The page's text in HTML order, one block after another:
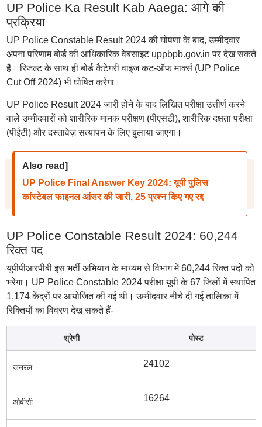
UP Police Ka Result Kab Aaega: आगे की
प्रक्रिया
UP Police Constable Result 2024 की घोषणा के बाद, उम्मीदवार
अपना परिणाम बोर्ड की आधिकारिक वेबसाइट uppbpb.gov.in पर देख सकते
हैं। रिजल्ट के साथ ही बोर्ड कैटेगरी वाइज कट-ऑफ मार्क्स (UP Police
Cut Off 2024) भी घोषित करेगा।
UP Police Result 2024 जारी होने के बाद लिखित परीक्षा उत्तीर्ण करने
वाले उम्मीदवारों को शारीरिक मानक परीक्षण (पीएसटी), शारीरिक दक्षता परीक्षा
(पीईटी) और दस्तावेज़ सत्यापन के लिए बुलाया जाएगा।
Also read]
UP Police Final Answer Key 2024: यूपी पुलिस
कांस्टेबल फाइनल आंसर की जारी, 25 प्रश्न किए गए रद्द
UP Police Constable Result 2024: 60,244
रिक्त पद
यूपीपीआरपीबी इस भर्ती अभियान के माध्यम से विभाग में 60,244 रिक्त पदों को
भरेगा। UP Police Constable 2024 परीक्षा यूपी के 67 जिलों में स्थापित
1,174 केंद्रों पर आयोजित की गई थी। उम्मीदवार नीचे दी गई तालिका में
रिक्तियों का विवरण देख सकते हैं-
श्रेणी पोस्ट
जनरल 24102
ओबीसी 16264